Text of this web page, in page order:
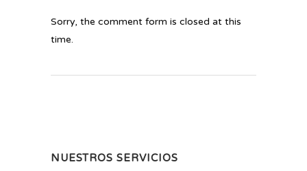
Sorry, the comment form is closed at this
time.
NUESTROS SERVICIOS